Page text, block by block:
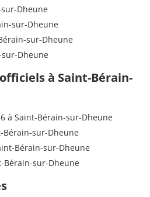
Dheune
sur-Dheune
sur-Dheune
Dheune
à Saint-Bérain-
à Saint-Bérain-sur-Dheune
Bérain-sur-Dheune
Bérain-sur-Dheune
Bérain-sur-Dheune